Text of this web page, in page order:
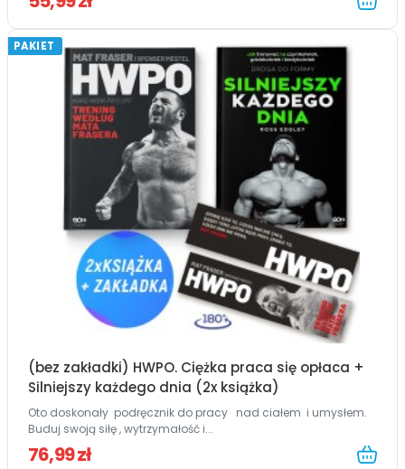
PAKIET
(bez zakładki) HWPO. Ciężka praca się opłaca +
Silniejszy każdego dnia (2x książka)
Oto doskonały podręcznik do pracy nad ciałem i umysłem.
Buduj swoją siłę , wytrzymałość i...
76,99 zł